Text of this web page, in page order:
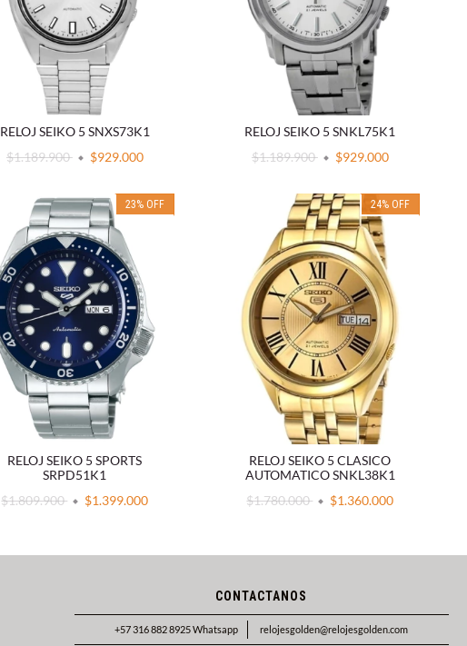
RELOJ SEIKO 5 SNXS73K1
$1.189.900
$929.000
RELOJ SEIKO 5 SNKL75K1
$1.189.900
$929.000
23% OFF
RELOJ SEIKO 5 SPORTS
SRPD51K1
$1.809.900
$1.399.000
24% OFF
RELOJ SEIKO 5 CLASICO
AUTOMATICO SNKL38K1
$1.780.000
$1.360.000
CONTACTANOS
+57 316 882 8925 Whatsapp relojesgolden@relojesgolden.com